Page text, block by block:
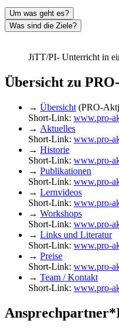
Um was geht es?
Was sind die Ziele?
JiTT/PI- Unterricht in
Übersicht zu
→ Übersicht (PRO-
Short-Link: www.pro-
→ Aktuelles
Short-Link: www.pro-
→ Historie
Short-Link: www.pro-
→ Publikationen
Short-Link: www.pro-
→ Lernvideos
Short-Link: www.pro-
→ Workshops
Short-Link: www.pro-
→ Links und Literatur
Short-Link: www.pro-
→ Preise
Short-Link: www.pro-
→ Team / Kontakt
Short-Link: www.pro-